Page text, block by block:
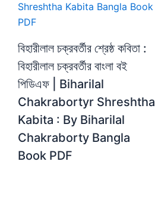
বিহারীলাল চক্রবর্তীর শ্রেষ্ঠ কবিতা :
বিহারীলাল চক্রবর্তীর বাংলা বই
পিডিএফ | Biharilal
Chakrabortyr Shreshtha
Kabita : By Biharilal
Chakraborty Bangla
Book PDF